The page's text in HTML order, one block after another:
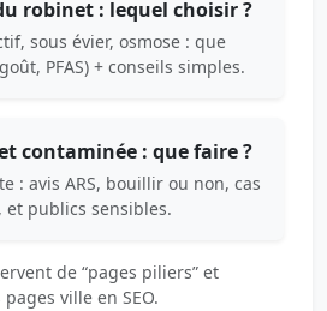
robinet : lequel choisir ?
sous évier, osmose : que
PFAS) + conseils simples.
contaminée : que faire ?
: avis ARS, bouillir ou non, cas
et publics sensibles.
de “pages piliers” et
ville en SEO.